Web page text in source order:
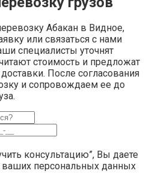
Абакан в Видное,
или связаться с нами
специалисты уточнят
стоимость и предложат
После согласования
и сопровождаем ее до
консультацию”, Вы даете
ваших персональных данных